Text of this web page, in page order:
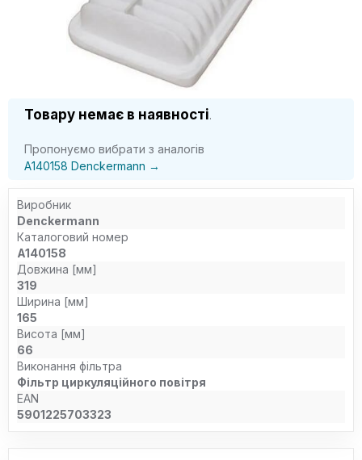
Товару немає в наявності.
Пропонуємо вибрати з аналогів
A140158 Denckermann →
Виробник
Denckermann
Каталоговий номер
A140158
Довжина [мм]
319
Ширина [мм]
165
Висота [мм]
66
Виконання фільтра
Фільтр циркуляційного повітря
EAN
5901225703323